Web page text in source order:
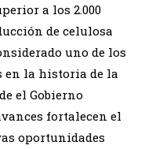
a los 2.000
de celulosa
uno de los
en la historia de la
el Gobierno
fortalecen el
oportunidades